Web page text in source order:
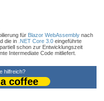
für Blazor WebAssembly nach
die in .NET Core 3.0 eingeführte
schon zur Entwicklungszeit
Intermediate Code mitliefert.
hilfreich?
coffee